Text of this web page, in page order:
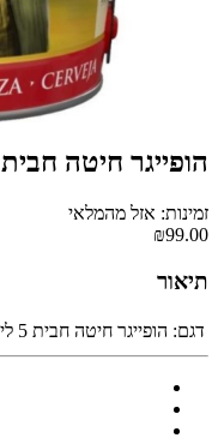
הופייגר חיטה חבית 5 ליטר
זמינות: אזל מהמלאי
₪99.00
תיאור
דגם: הופייגר חיטה חבית 5 ליטר